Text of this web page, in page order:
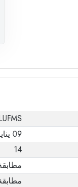
09 يناير 2025
14